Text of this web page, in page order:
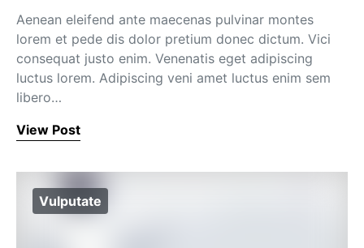
Aenean eleifend ante maecenas pulvinar montes
lorem et pede dis dolor pretium donec dictum. Vici
consequat justo enim. Venenatis eget adipiscing
luctus lorem. Adipiscing veni amet luctus enim sem
libero…
View Post
Vulputate